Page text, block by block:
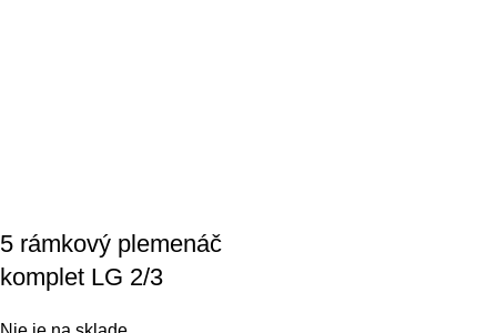
5 rámkový plemenáč
komplet LG 2/3